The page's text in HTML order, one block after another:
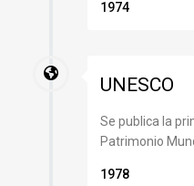
1974
UNESCO
Se publica la
Patrimonio
1978